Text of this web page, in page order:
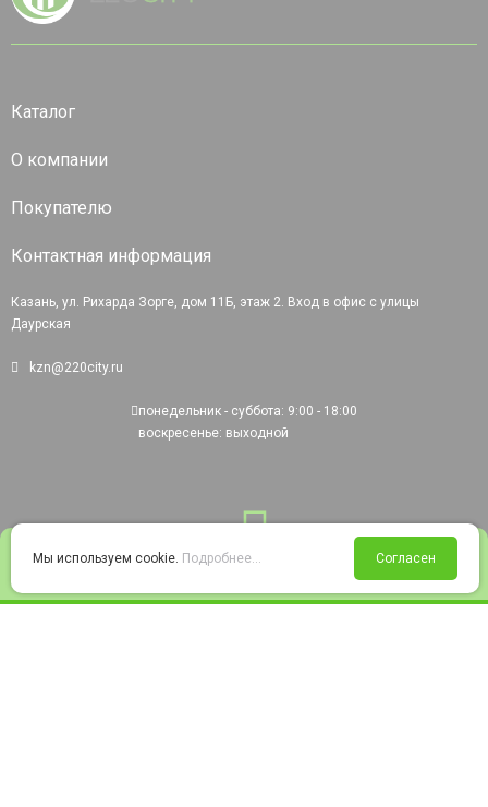
Войти Избранное Корзина
Каталог
О компании
Покупателю
Контактная информация
Казань, ул. Рихарда Зорге, дом 11Б, этаж 2. Вход в офис с улицы
Даурская
kzn@220city.ru
понедельник - суббота: 9:00 - 18:00
воскресенье: выходной
Мы используем cookie. Подробнее... Согласен